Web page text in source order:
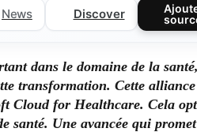
News Discover
dans le domaine de la
transformation. Cette
Cloud for Healthcare. Cela
santé. Une avancée qui